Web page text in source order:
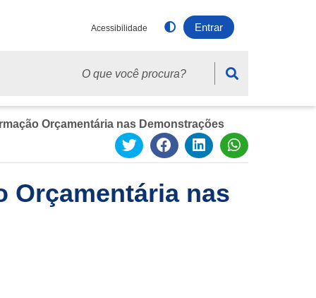
Acessibilidade Entrar
Orçamentária nas Demonstrações
Orçamentária nas